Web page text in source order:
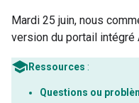
Mardi 25 juin, nous
version du portail intégré
Ressources :
Questions ou